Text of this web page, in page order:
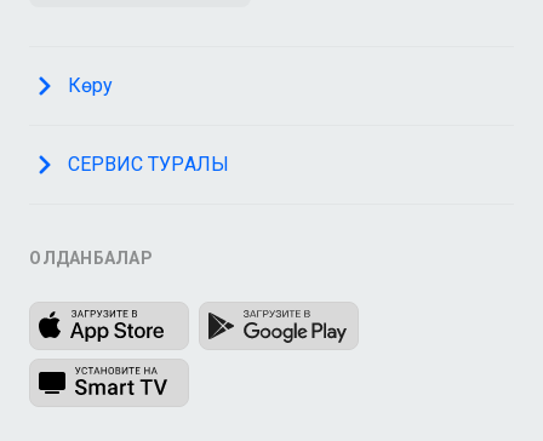
Көру
СЕРВИС ТУРАЛЫ
ҚОЛДАНБАЛАР